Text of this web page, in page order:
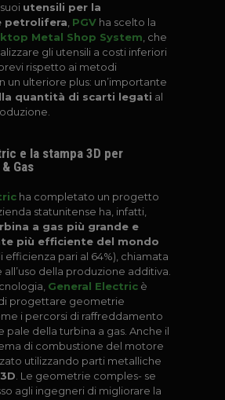
utensili per la
petrolifera PGVha scelto la
Metal Shop System , che
gli utensili a costi inferiori
rispetto ai metodi
un ulteriore plus: un’importante
quantità di scarti legati al
e la stampa 3D per
Gas
ha completato un progetto
statunitense ha, infatti,
a gas più grande e
più efficiente del mondo
efficienza pari al 64%), chiamata
all’uso della produzione additiva.
General Electricè
progettare geometrie
i percorsi di raffreddamento
pale della turbina a gas. Anche il
di combustione del motore
utilizzando parti metalliche
. Le geometrie comples- se
agli ingegneri di migliorare la